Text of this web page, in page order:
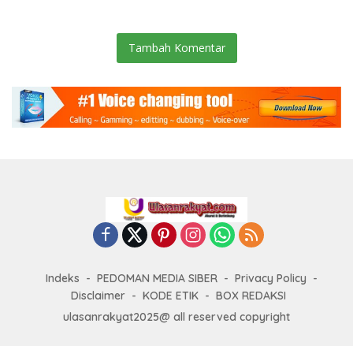
Tambah Komentar
Indeks PEDOMAN MEDIA SIBER
Privacy Policy
Disclaimer
KODE ETIK
BOX REDAKSI
ulasanrakyat2025@ all reserved copyright